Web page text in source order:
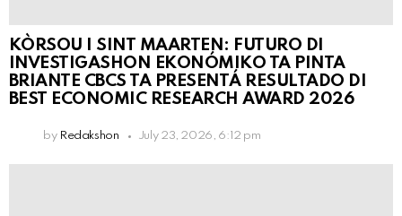
KÒRSOU I SINT MAARTEN: FUTURO DI
INVESTIGASHON EKONÓMIKO TA PINTA
BRIANTE CBCS TA PRESENTÁ RESULTADO DI
BEST ECONOMIC RESEARCH AWARD 2026
by Redakshon July 23, 2026, 6:12 pm